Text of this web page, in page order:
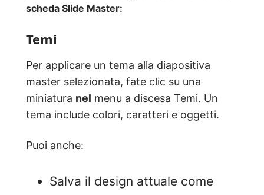
scheda Slide Master:
Temi
Per applicare un tema alla diapositiva
master selezionata, fate clic su una
miniatura nel menu a discesa Temi. Un
tema include colori, caratteri e oggetti.
Puoi anche:
Salva il design attuale come